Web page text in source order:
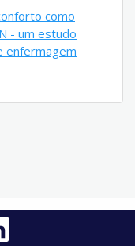
como
- um estudo
enfermagem